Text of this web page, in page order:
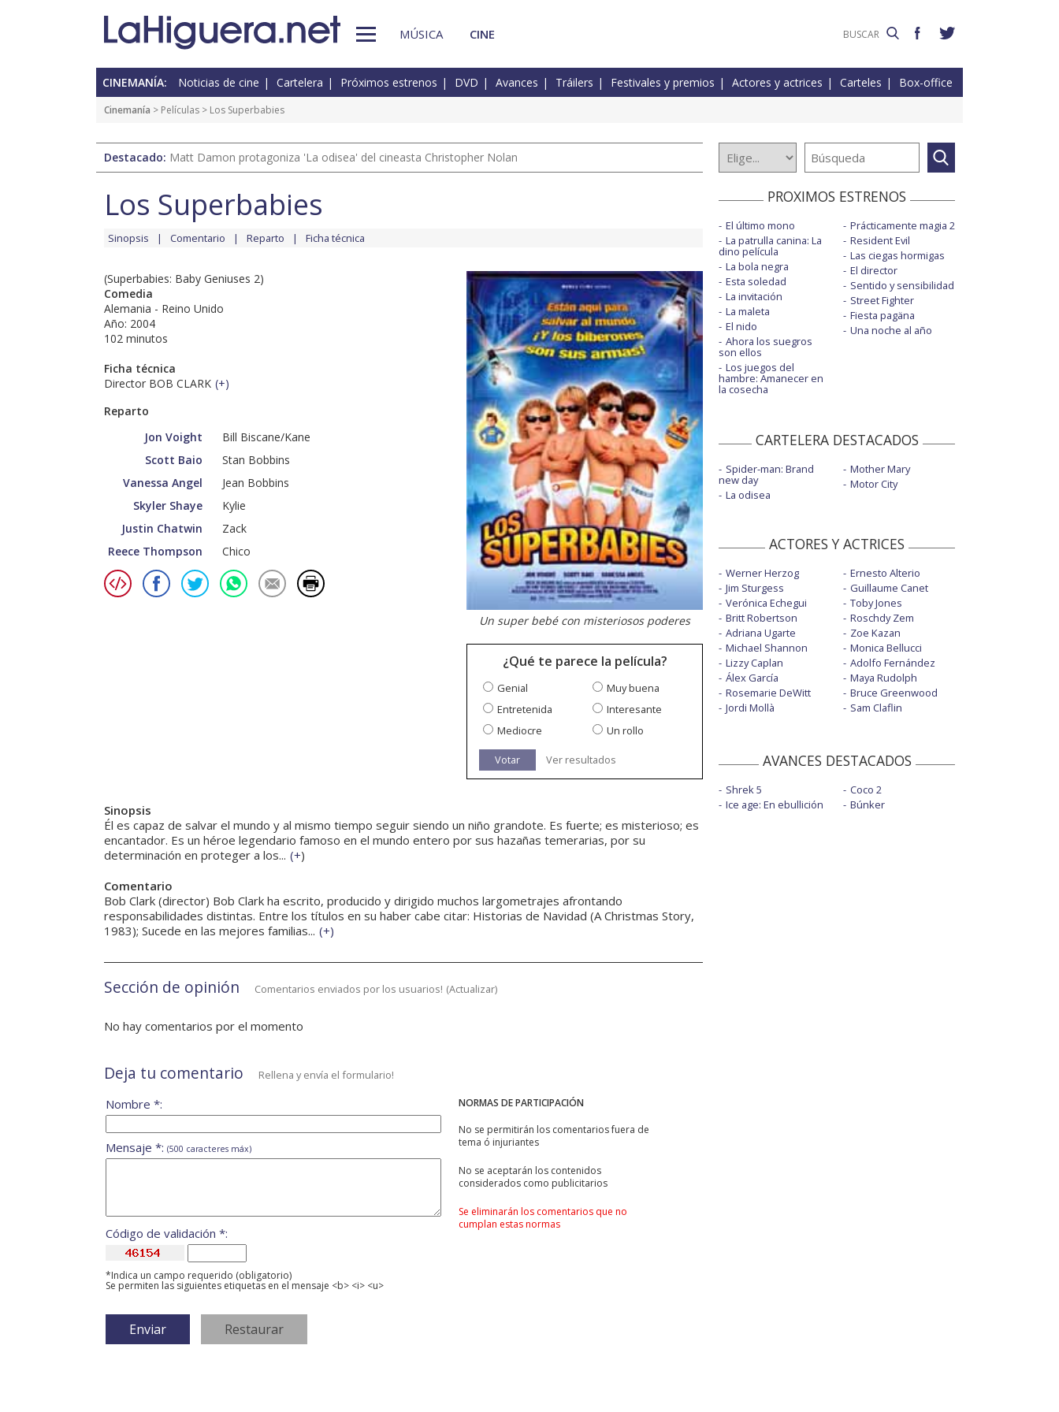
MÚSICA CINE
CINEMANÍA: Noticias de cine Cartelera Próximos estrenos DVD Avances Tráilers Festivales y premios Actores y actrices Carteles Box-office
Cinemanía > Películas > Los Superbabies
Destacado: Matt Damon protagoniza 'La odisea' del cineasta Christopher Nolan
Los Superbabies
Sinopsis Comentario Reparto Ficha técnica
(Superbabies: Baby Geniuses 2)
Comedia
Alemania - Reino Unido
Año: 2004
102 minutos
Ficha técnica
Director BOB CLARK (+)
Reparto
Jon Voight
Bill Biscane/Kane
Scott Baio
Stan Bobbins
Vanessa Angel
Jean Bobbins
Skyler Shaye
Kylie
Justin Chatwin
Zack
Reece Thompson
Chico
Un super bebé con misteriosos poderes
¿Qué te parece la película?
Genial
Muy buena
Entretenida
Interesante
Mediocre
Un rollo
Votar Ver resultados
Sinopsis
Él es capaz de salvar el mundo y al mismo tiempo seguir siendo un niño grandote. Es fuerte; es misterioso; es
encantador. Es un héroe legendario famoso en el mundo entero por sus hazañas temerarias, por su
determinación en proteger a los... (+)
Comentario
Bob Clark (director) Bob Clark ha escrito, producido y dirigido muchos largometrajes afrontando
responsabilidades distintas. Entre los títulos en su haber cabe citar: Historias de Navidad (A Christmas Story,
1983); Sucede en las mejores familias... (+)
Sección de opinión Comentarios enviados por los usuarios! (Actualizar)
No hay comentarios por el momento
Deja tu comentario Rellena y envía el formulario!
NORMAS DE PARTICIPACIÓN
No se permitirán los comentarios fuera de
tema ó injuriantes
No se aceptarán los contenidos
considerados como publicitarios
Se eliminarán los comentarios que no
cumplan estas normas
Nombre *:
Mensaje *: (500 caracteres máx)
Código de validación *:
*Indica un campo requerido (obligatorio)
Se permiten las siguientes etiquetas en el mensaje <b> <i> <u>
PROXIMOS ESTRENOS
El último mono
La patrulla canina: La
dino película
La bola negra
Esta soledad
La invitación
La maleta
El nido
Ahora los suegros
son ellos
Los juegos del
hambre: Amanecer en
la cosecha
Prácticamente magia 2
Resident Evil
Las ciegas hormigas
El director
Sentido y sensibilidad
Street Fighter
Fiesta pagäna
Una noche al año
CARTELERA DESTACADOS
Spider-man: Brand
new day
La odisea
Mother Mary
Motor City
ACTORES Y ACTRICES
Werner Herzog
Jim Sturgess
Verónica Echegui
Britt Robertson
Adriana Ugarte
Michael Shannon
Lizzy Caplan
Álex García
Rosemarie DeWitt
Jordi Mollà
Ernesto Alterio
Guillaume Canet
Toby Jones
Roschdy Zem
Zoe Kazan
Monica Bellucci
Adolfo Fernández
Maya Rudolph
Bruce Greenwood
Sam Claflin
AVANCES DESTACADOS
Shrek 5
Ice age: En ebullición
Coco 2
Búnker